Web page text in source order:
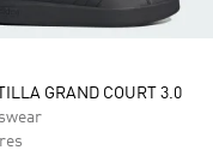
GRAND COURT 3.0